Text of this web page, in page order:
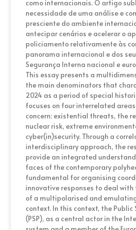
como internacionais. O artigo
necessidade de uma análise e
presciente do ambiente
antecipar cenários e acelerar o
policiamento relativamente às
panorama internacional e dos
Segurança Interna nacional e
This essay presents a
the main denominators that
2024 as a period of special
focuses on four interrelated
concern: existential threats, the
nuclear risk, extreme
cyber(in)security. Through a
interdisciplinary approach, the
provide an integrated
faces of the contemporary
fundamental for organising
innovative responses to deal
of a multipolarised and
context. In this context, the Public
(PSP), as a central actor in the